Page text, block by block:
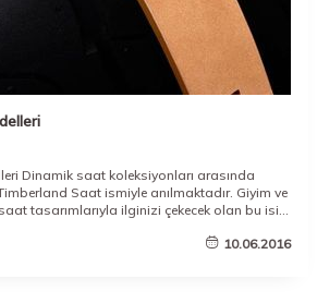
Dinamik saat koleksiyonları arasında
Saat ismiyle anılmaktadır. Giyim ve
tasarımlarıyla ilginizi çekecek olan bu isim
tarafından tercih edilmektedir.
10.06.2016